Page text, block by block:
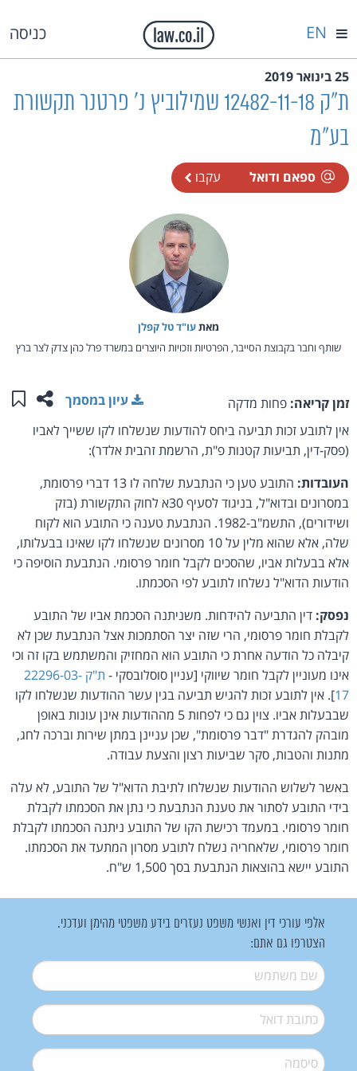
כניסה EN
25 בינואר 2019
ת"ק 12482-11-18 שמילוביץ נ' פרטנר תקשורת
בע"מ
ספאם ודואל עקבו
מאת‏עו"ד טל קפלן
שותף וחבר בקבוצת הסייבר, הפרטיות וזכויות היוצרים במשרד פרל כהן צדק לצר ברץ
זמן קריאה: פחות מדקה שתפו
עיון במסמך
אין לתובע זכות תביעה ביחס להודעות שנשלחו לקו ששייך לאביו
(פסק-דין, תביעות קטנות פ"ת, הרשמת זהבית אלדר):
העובדות:
התובע טען כי הנתבעת שלחה לו 13 דברי פרסומת,
במסרונים ובדוא"ל, בניגוד לסעיף 30א לחוק התקשורת (בזק
ושידורים), התשמ"ב-1982. הנתבעת טענה כי התובע הוא לקוח
שלה, אלא שהוא מלין על 10 מסרונים שנשלחו לקו שאינו בבעלותו,
אלא בבעלות אביו, שהסכים לקבל חומר פרסומי. הנתבעת הוסיפה כי
הודעות הדוא"ל נשלחו לתובע לפי הסכמתו.
נפסק: דין התביעה להידחות. משניתנה הסכמת אביו של התובע
לקבלת חומר פרסומי, הרי שזה יצר הסתמכות אצל הנתבעת שכן לא
קיבלה כל הודעה אחרת כי התובע הוא המחזיק והמשתמש בקו זה וכי
אינו מעוניין לקבל חומר שיווקי [עניין סוסלובסקי -
ת"ק 22296-03-
17]. אין לתובע זכות להגיש תביעה בגין עשר ההודעות שנשלחו לקו
שבבעלות אביו. צוין גם כי לפחות 5 מההודעות אינן עונות באופן
מובהק להגדרת "דבר פרסומת", שכן עניינן במתן שירות וברכה לחג,
מתנות והטבות, סקר שביעות רצון והצעת עבודה.
באשר לשלוש ההודעות שנשלחו לתיבת הדוא"ל של התובע, לא עלה
בידי התובע לסתור את טענת הנתבעת כי נתן את הסכמתו לקבלת
חומר פרסומי. במעמד רכישת הקו של התובע ניתנה הסכמתו לקבלת
חומר פרסומי, שלאחריה נשלח לתובע מסרון המתעד את הסכמתו.
התובע יישא בהוצאות הנתבעת בסך 1,500 ש"ח.
אלפי עורכי דין ואנשי משפט נעזרים בידע משפטי מהימן ועדכני.
הצטרפו גם אתם:
שם משתמש*
דואל*
סיסמה*